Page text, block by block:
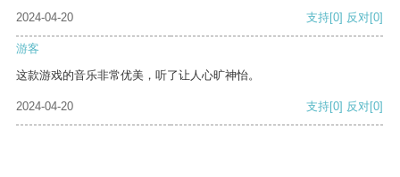
2024-04-20
支持[0] 反对[0]
游客
这款游戏的音乐非常优美，听了让人心旷神怡。
2024-04-20 支持[0] 反对[0]